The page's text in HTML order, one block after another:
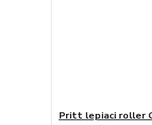
Pritt lepiaci roller